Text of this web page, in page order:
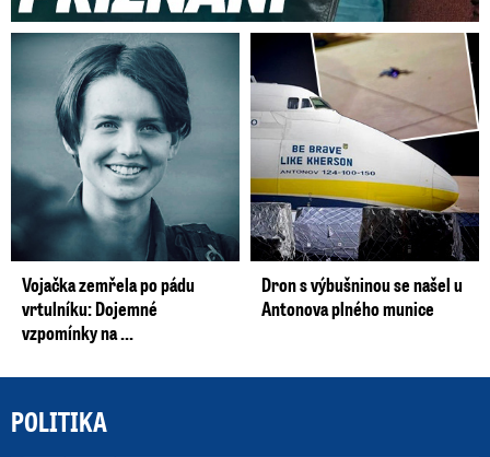
Vojačka zemřela po pádu
vrtulníku: Dojemné
vzpomínky na ...
Dron s výbušninou se našel u
Antonova plného munice
POLITIKA